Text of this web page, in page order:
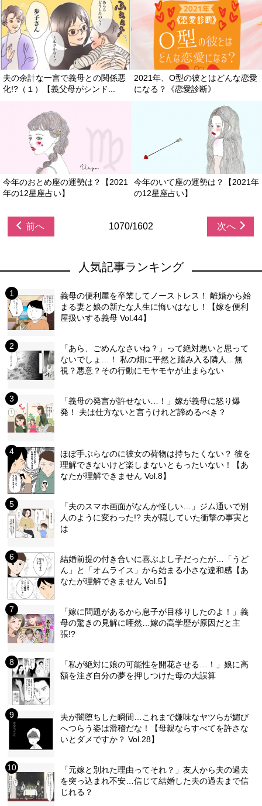
夫の余計な一言で義母との関係悪
化!?（１）【義父母がシンド...
2021年、O型の彼とはどんな恋愛
になる？《恋愛診断》
今年のおとめ座の運勢は？【2021
年の12星座占い】
今年のいて座の運勢は？【2021年
の12星座占い】
前へ 1070/1602 次へ
人気記事ランキング
義母の便利屋を卒業してノーストレス！ 離婚から始
まる妻と娘の新たな人生に悔いはなし！【嫁を便利
屋扱いする義母 Vol.44】
「あら、ごめんなさいね？」って絶対悪いと思って
ないでしょ…！ 私の畑に平然と踏み入る隣人…無
視？悪意？その行動にモヤモヤが止まらない
「義母の発言が許せない…！」嫁が義母に怒り爆
発！ 夫は仕方ないと言うけれど諦めるべき？
ほぼ手ぶらなのに彼女の荷物は持ちたくない？ 彼を
理解できないけど楽しまないともったいない！【あ
なたが理解できません Vol.8】
「夫のスマホ画面がなんか怪しい…」ジム通いで別
人のように変わった!? 夫が隠していた衝撃の事実と
は
結婚前提の付き合いに喜ぶよし子だったが…「うど
ん」と「オムライス」から始まる小さな違和感【あ
なたが理解できません Vol.5】
「嫁に問題があるから息子が目移りしたのよ！」義
母の驚きの見解に唖然…嫁の高学歴が原因だと主
張!?
「私が絶対に娘の可能性を開花させる…！」娘に高
額を注ぎ自分の夢を押しつけた母の大誤算
夫が闇堕ちした瞬間…これまで嫌味なヤツらが媚び
へつらう姿は滑稽だな！【母親ならすべてを許さな
いとダメですか？ Vol.28】
「元嫁と別れた理由ってそれ？」友人から夫の過去
を突っ込まれ不安…信じて結婚した夫の過去まで信
じれる？